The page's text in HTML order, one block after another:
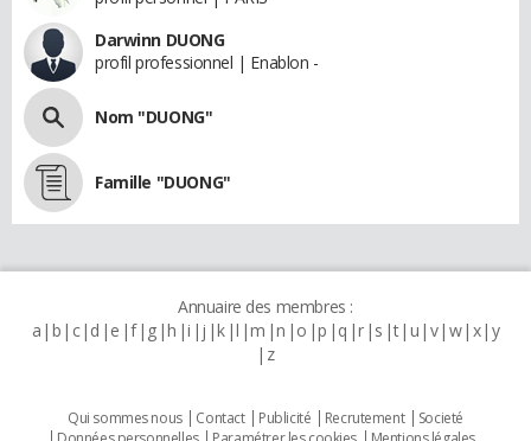
Darwinn DUONG
profil professionnel | Enablon -
Nom "DUONG"
Famille "DUONG"
Annuaire des membres :
a b c d e f g h i j k l m n o p q r s t u v w x y
z
Qui sommes nous Contact Publicité Recrutement
Societé